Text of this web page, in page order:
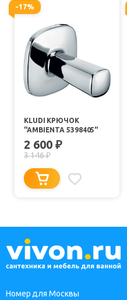
-17%
KLUDI КРЮЧОК
"AMBIENTA 5398405"
2 600 ₽
3 146₽
Номер для Москвы